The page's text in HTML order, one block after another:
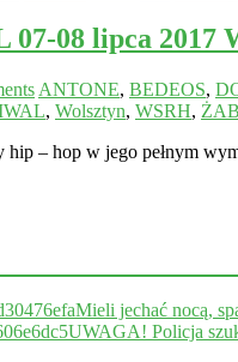
08 lipca 2017
ANTONE, BEDEOS,
, Wolsztyn, WSRH,
– hop w jego pełnym
Mieli jechać nocą,
UWAGA! Policja